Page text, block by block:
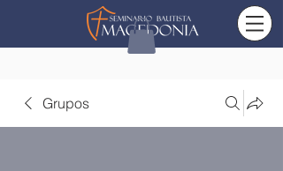
Grupos